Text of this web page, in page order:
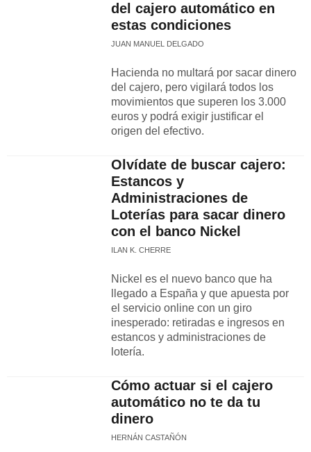
del cajero automático en
estas condiciones
JUAN MANUEL DELGADO
Hacienda no multará por sacar dinero
del cajero, pero vigilará todos los
movimientos que superen los 3.000
euros y podrá exigir justificar el
origen del efectivo.
Olvídate de buscar cajero:
Estancos y
Administraciones de
Loterías para sacar dinero
con el banco Nickel
ILAN K. CHERRE
Nickel es el nuevo banco que ha
llegado a España y que apuesta por
el servicio online con un giro
inesperado: retiradas e ingresos en
estancos y administraciones de
lotería.
Cómo actuar si el cajero
automático no te da tu
dinero
HERNÁN CASTAÑÓN